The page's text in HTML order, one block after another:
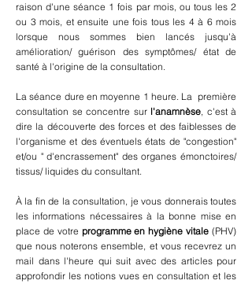
raison d'une séance 1 fois par mois, ou tous les 2
ou 3 mois, et ensuite une fois tous les 4 à 6 mois
lorsque nous sommes bien lancés jusqu'à
amélioration/ guérison des symptômes/ état de
santé à l'origine de la consultation.
La séance dure en moyenne 1 heure. La première
consultation se concentre sur l'anamnèse, c'est à
dire la découverte des forces et des faiblesses de
l'organisme et des éventuels états de "congestion"
et/ou " d'encrassement" des organes émonctoires/
tissus/ liquides du consultant.
À la fin de laconsultation, je vous donneraistoutes
les informations nécessaires à la bonne mise en
place de votre programme en hygiène vitale (PHV)
que nous noterons ensemble, et vous recevrez un
mail dans l'heure qui suit avec des articles pour
approfondir les notions vues en consultation et les